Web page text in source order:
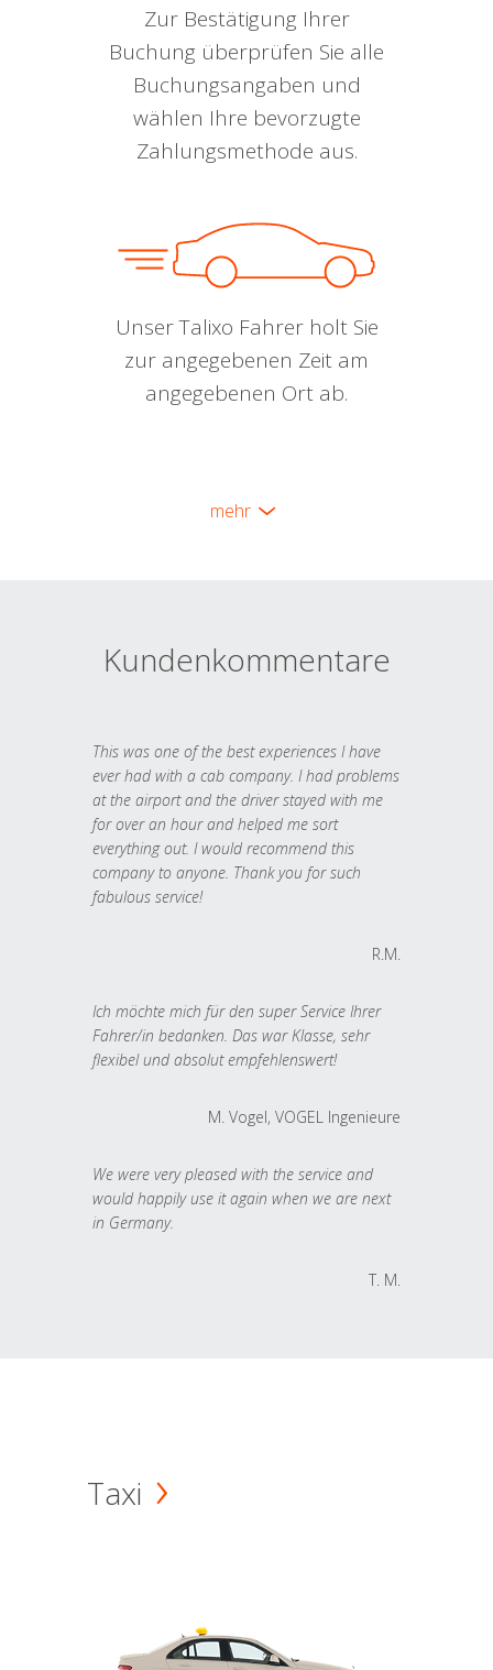
Zur Bestätigung Ihrer
Buchung überprüfen Sie alle
Buchungsangaben und
wählen Ihre bevorzugte
Zahlungsmethode aus.
Unser Talixo Fahrer holt Sie
zur angegebenen Zeit am
angegebenen Ort ab.
mehr
Kundenkommentare
This was one of the best experiences I have
ever had with a cab company. I had problems
at the airport and the driver stayed with me
for over an hour and helped me sort
everything out. I would recommend this
company to anyone. Thank you for such
fabulous service!
R.M.
Ich möchte mich für den super Service Ihrer
Fahrer/in bedanken. Das war Klasse, sehr
flexibel und absolut empfehlenswert!
M. Vogel, VOGEL Ingenieure
We were very pleased with the service and
would happily use it again when we are next
in Germany.
T. M.
Taxi